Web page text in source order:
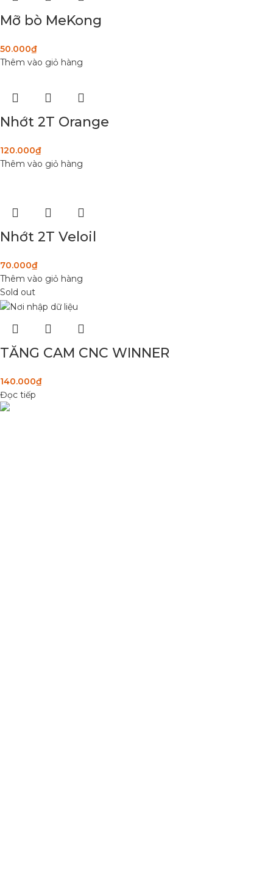
Mỡ bò MeKong
50.000₫
Thêm vào giỏ hàng
Nhớt 2T Orange
120.000₫
Thêm vào giỏ hàng
Nhớt 2T Veloil
70.000₫
Thêm vào giỏ hàng
Sold out
TĂNG CAM CNC WINNER
140.000₫
Đọc tiếp